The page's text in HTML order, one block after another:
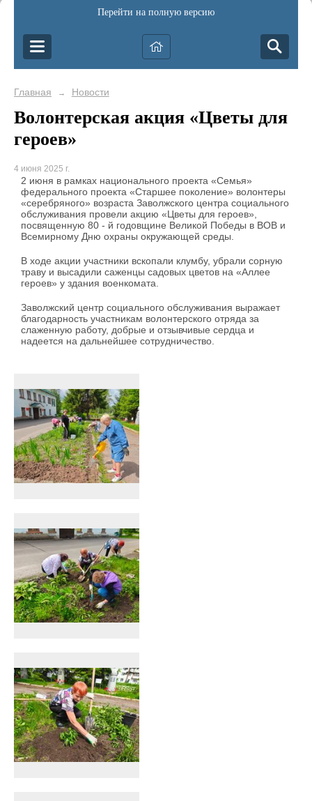
Перейти на полную версию
Главная → Новости
Волонтерская акция «Цветы для
героев»
4 июня 2025 г.
2 июня в рамках национального проекта «Семья»
федерального проекта «Старшее поколение» волонтеры
«серебряного» возраста Заволжского центра социального
обслуживания провели акцию «Цветы для героев»,
посвященную 80 - й годовщине Великой Победы в ВОВ и
Всемирному Дню охраны окружающей среды.
В ходе акции участники вскопали клумбу, убрали сорную
траву и высадили саженцы садовых цветов на «Аллее
героев» у здания военкомата.
Заволжский центр социального обслуживания выражает
благодарность участникам волонтерского отряда за
слаженную работу, добрые и отзывчивые сердца и
надеется на дальнейшее сотрудничество.